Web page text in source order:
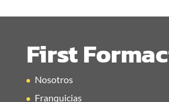
First
Nosotros
Franquicias